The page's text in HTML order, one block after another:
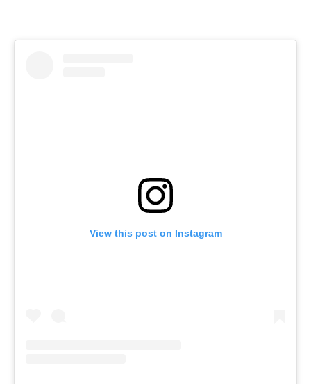
View this post on Instagram